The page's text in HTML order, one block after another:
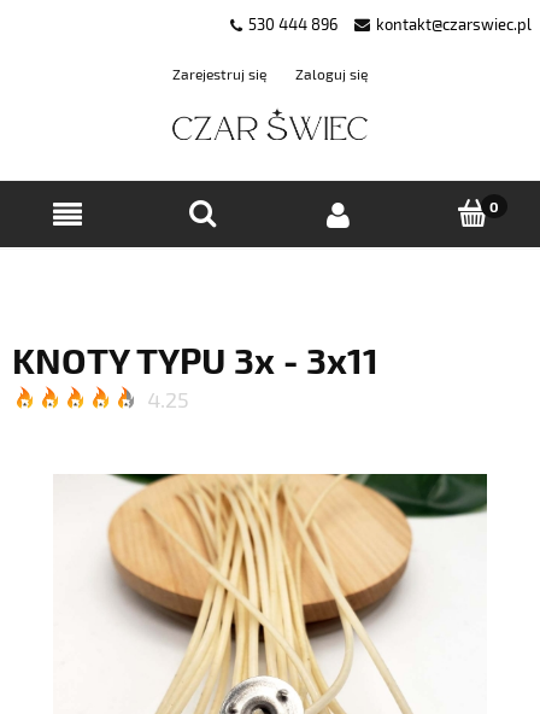
530 444 896 kontakt@czarswiec.pl
Zarejestruj się Zaloguj się
KNOTY TYPU 3x - 3x11
4.25